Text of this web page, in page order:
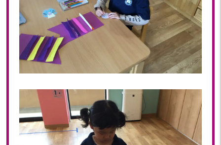
2022年 09月(19)
2022年 08月(22)
2022年 07月(20)
2022年 06月(22)
2022年 05月(19)
2022年 03月(19)
2022年 02月(12)
2022年 01月(18)
2021